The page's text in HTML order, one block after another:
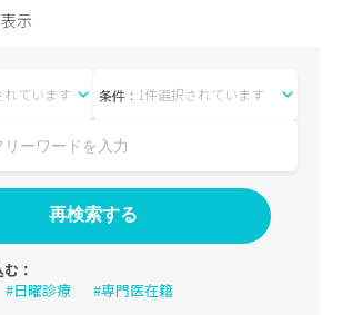
示
れています 条件： 1件選択されています
：
#日曜診療 #専門医在籍